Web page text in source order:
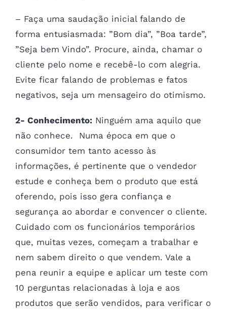
– Faça uma saudação inicial falando de
forma entusiasmada: ”Bom dia”, ”Boa tarde”,
”Seja bem Vindo”. Procure, ainda, chamar o
cliente pelo nome e recebê-lo com alegria.
Evite ficar falando de problemas e fatos
negativos, seja um mensageiro do otimismo.
2- Conhecimento: Ninguém ama aquilo que
não conhece. Numa época em que o
consumidor tem tanto acesso às
informações, é pertinente que o vendedor
estude e conheça bem o produto que está
oferendo, pois isso gera confiança e
segurança ao abordar e convencer o cliente.
Cuidado com os funcionários temporários
que, muitas vezes, começam a trabalhar e
nem sabem direito o que vendem. Vale a
pena reunir a equipe e aplicar um teste com
10 perguntas relacionadas à loja e aos
produtos que serão vendidos, para verificar o